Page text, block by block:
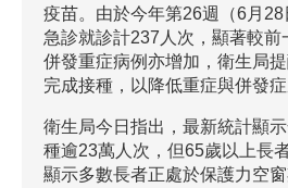
疫苗。由於今年第26週（6月
急診就診計237人次，顯著較前
併發重症病例亦增加，衛生局
完成接種，以降低重症與併發症
衛生局今日指出，最新統計顯
種逾23萬人次，但65歲以上長
顯示多數長者正處於保護力空